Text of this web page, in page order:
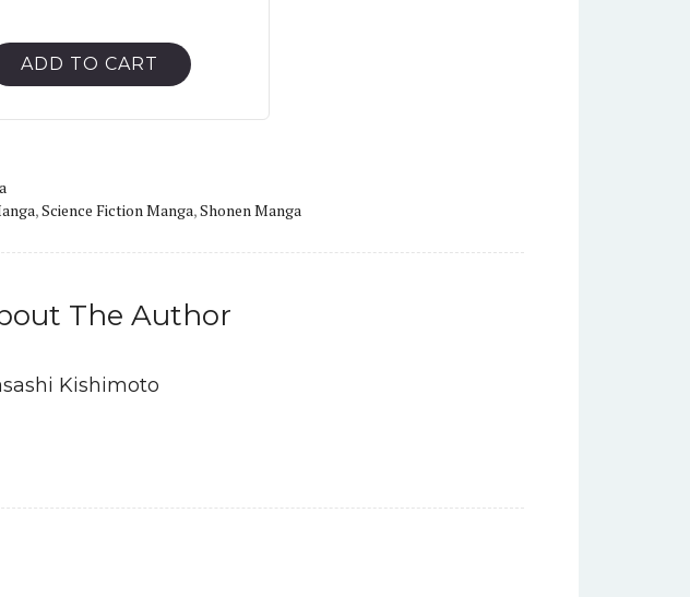
ADD TO CART
,Science Fiction Manga,Shonen Manga
The Author
Kishimoto